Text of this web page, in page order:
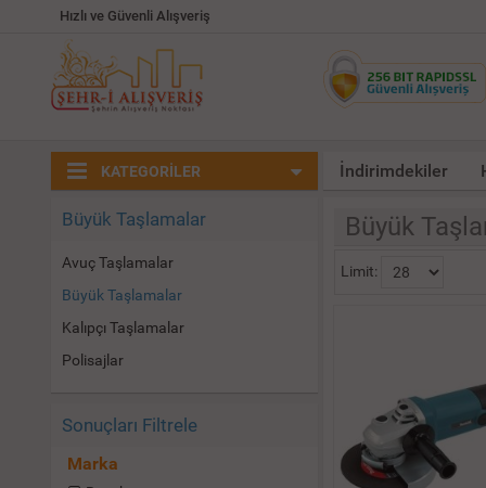
Hızlı ve Güvenli Alışveriş
KATEGORİLER İndirimdekiler
Büyük Taşlamalar
Avuç Taşlamalar
Büyük Taşlamalar
Kalıpçı Taşlamalar
Polisajlar
Sonuçları Filtrele
Marka
Büyük
Limit: